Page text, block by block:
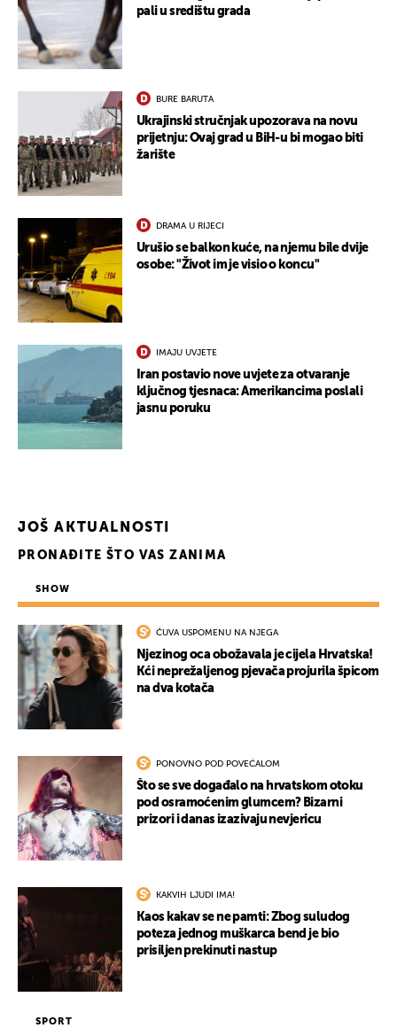
pali u središtu grada
BURE BARUTA
Ukrajinski stručnjak upozorava na novu
prijetnju: Ovaj grad u BiH-u bi mogao biti
žarište
DRAMA U RIJECI
Urušio se balkon kuće, na njemu bile dvije
osobe: "Život im je visio o koncu"
IMAJU UVJETE
Iran postavio nove uvjete za otvaranje
ključnog tjesnaca: Amerikancima poslali
jasnu poruku
JOŠ AKTUALNOSTI
PRONAĐITE ŠTO VAS ZANIMA
SHOW
ČUVA USPOMENU NA NJEGA
Njezinog oca obožavala je cijela Hrvatska!
Kći neprežaljenog pjevača projurila špicom
na dva kotača
PONOVNO POD POVEĆALOM
Što se sve događalo na hrvatskom otoku
pod osramoćenim glumcem? Bizarni
prizori i danas izazivaju nevjericu
KAKVIH LJUDI IMA!
Kaos kakav se ne pamti: Zbog suludog
poteza jednog muškarca bend je bio
prisiljen prekinuti nastup
SPORT